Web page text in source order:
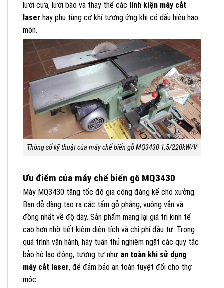
lưỡi cưa, lưỡi bào và thay thế các linh kiện máy cắt
laser hay phụ tùng cơ khí tương ứng khi có dấu hiệu hao
mòn.
Thông số kỹ thuật của máy chế biến gỗ MQ3430 1,5/220kW/V
Ưu điểm của máy chế biến gỗ MQ3430
Máy MQ3430 tăng tốc độ gia công đáng kể cho xưởng.
Bạn dễ dàng tạo ra các tấm gỗ phẳng, vuông vắn và
đồng nhất về độ dày. Sản phẩm mang lại giá trị kinh tế
cao hơn nhờ tiết kiệm diện tích và chi phí đầu tư. Trong
quá trình vận hành, hãy tuân thủ nghiêm ngặt các quy tắc
bảo hộ lao động, tương tự như an toàn khi sử dụng
máy cắt laser, để đảm bảo an toàn tuyệt đối cho thợ
mộc.